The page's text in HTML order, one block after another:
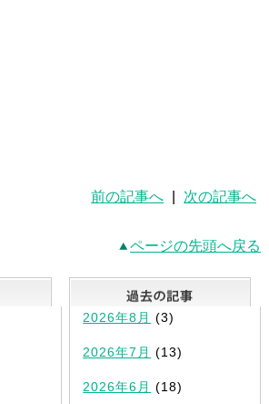
前の記事へ 次の記事へ
ページの先頭へ戻る
最新記事一覧
2026年8月 (3)
2026年7月 (13)
2026年6月 (18)